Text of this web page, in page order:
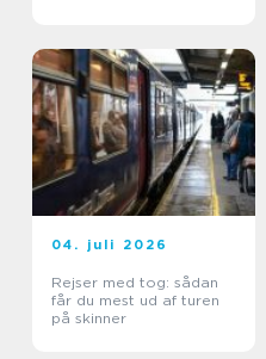
04. juli 2026
Rejser med tog: sådan
får du mest ud af turen
på skinner